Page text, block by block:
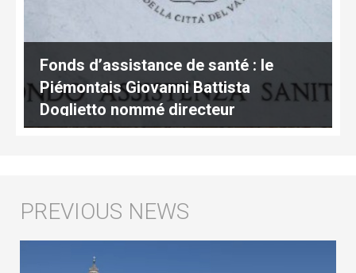
Fonds d’assistance de santé : le
Piémontais Giovanni Battista
Doglietto nommé directeur